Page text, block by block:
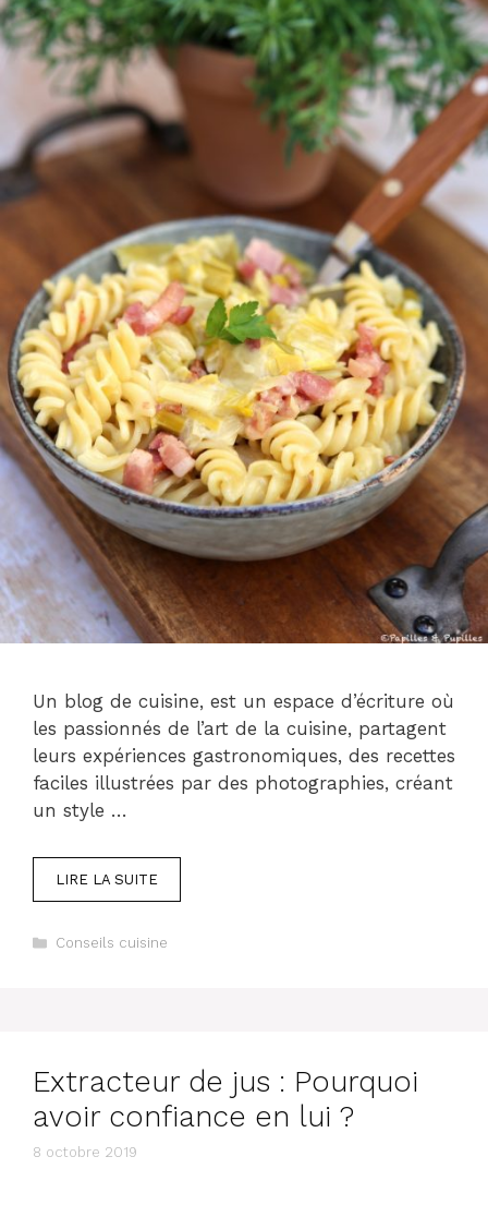
Un blog de cuisine, est un espace d’écriture où
les passionnés de l’art de la cuisine, partagent
leurs expériences gastronomiques, des recettes
faciles illustrées par des photographies, créant
un style …
LIRE LA SUITE
Catégories
Conseils cuisine
Extracteur de jus : Pourquoi
avoir confiance en lui ?
8 octobre 2019